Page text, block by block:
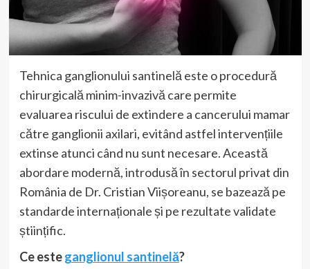
Tehnica ganglionului santinelă este o procedură
chirurgicală minim-invazivă care permite
evaluarea riscului de extindere a cancerului mamar
către ganglionii axilari, evitând astfel intervențiile
extinse atunci când nu sunt necesare. Această
abordare modernă, introdusă în sectorul privat din
România de Dr. Cristian Viișoreanu, se bazează pe
standarde internaționale și pe rezultate validate
științific.
Ce esteganglionul santinelă?